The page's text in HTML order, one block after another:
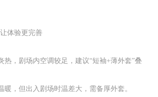
体验更完善
热，剧场内空调较足，建议“短袖+薄外套”叠
暖，但出入剧场时温差大，需备厚外套。